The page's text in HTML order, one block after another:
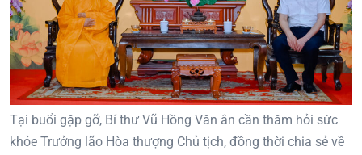
Tại buổi gặp gỡ, Bí thư Vũ Hồng Văn ân cần thăm hỏi sức
khỏe Trưởng lão Hòa thượng Chủ tịch, đồng thời chia sẻ về